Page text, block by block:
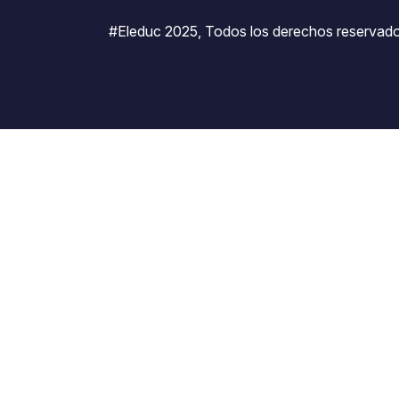
#Eleduc 2025, Todos los derechos